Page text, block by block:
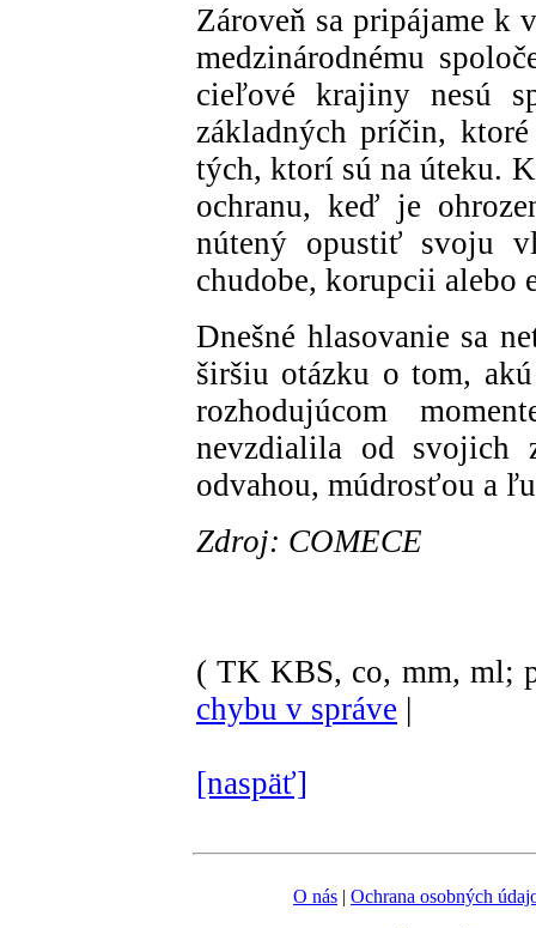
Zároveň sa pripájame k
medzinárodnému
cieľové krajiny nesú
základných príčin,
tých, ktorí sú na úteku.
ochranu, keď je
nútený opustiť svoju
chudobe, korupcii alebo
Dnešné hlasovanie sa
širšiu otázku o tom,
rozhodujúcom
nevzdialila od svojich
odvahou, múdrosťou a
Zdroj: COMECE
( TK KBS, co, mm, ml;
chybu v správe |
[naspäť]
O nás | Ochrana osobných